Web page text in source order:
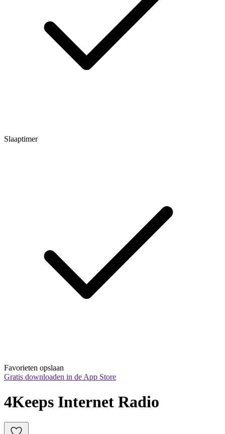
Slaaptimer
Favorieten opslaan
Gratis downloaden in de App Store
4Keeps Internet Radio